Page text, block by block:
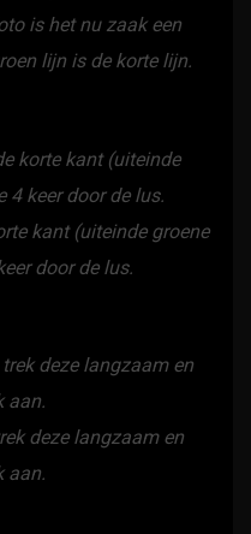
is het nu zaak een
lijn is de korte lijn.
kant (uiteinde groene
door de lus.
deze langzaam en
aan.